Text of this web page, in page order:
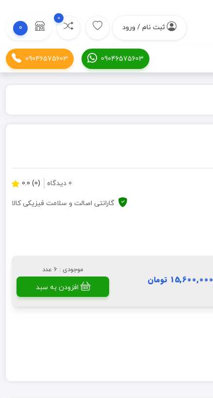
ثبت نام / ورود
0
0
09046575603
09046575603
0 دیدگاه (0) 0.0
گارانتی اصالت و سلامت فیزیکی کالا
15,600,000 تومان
موجودی : 6 عدد
افزودن به سبد